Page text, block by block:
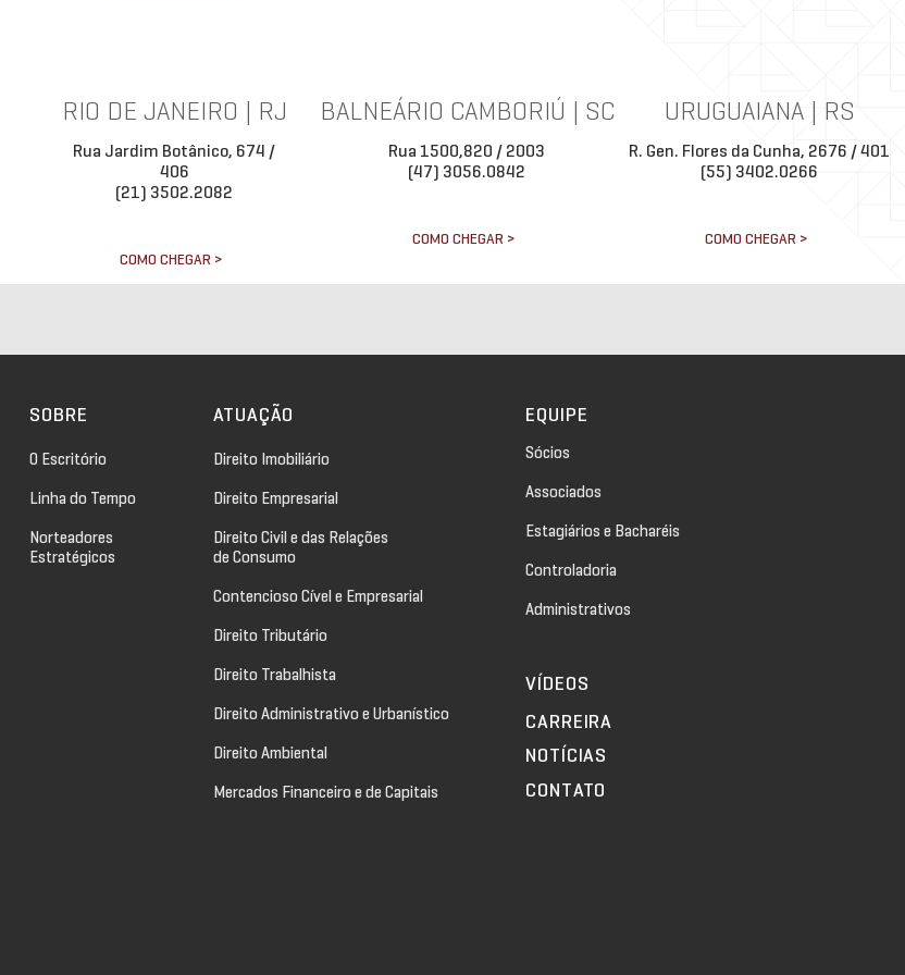
RIO DE JANEIRO | RJ
Rua Jardim Botânico, 674 /
406
(21) 3502.2082
COMO CHEGAR >
BALNEÁRIO CAMBORIÚ | SC
Rua 1500,820 / 2003
(47) 3056.0842
COMO CHEGAR >
URUGUAIANA | RS
R. Gen. Flores da Cunha, 2676 / 401
(55) 3402.0266
COMO CHEGAR >
SOBRE
O Escritório
Linha do Tempo
Norteadores
Estratégicos
ATUAÇÃO
Direito Imobiliário
Direito Empresarial
Direito Civil e das Relações
de Consumo
Contencioso Cível e Empresarial
Direito Tributário
Direito Trabalhista
Direito Administrativo e Urbanístico
Direito Ambiental
Mercados Financeiro e de Capitais
EQUIPE
Sócios
Associados
Estagiários e Bacharéis
Controladoria
Administrativos
VÍDEOS
NOTÍCIAS
CONTATO
CARREIRA